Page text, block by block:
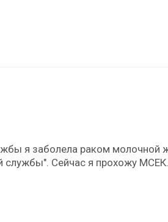
я заболела раком
службы". Сейчас я прохожу